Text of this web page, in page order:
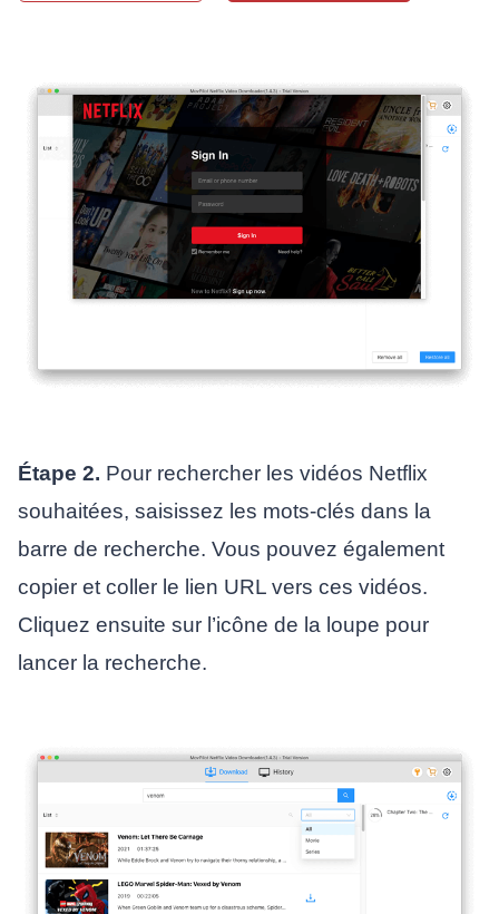
Étape 2. Pour rechercher les vidéos Netflix
souhaitées, saisissez les mots-clés dans la
barre de recherche. Vous pouvez également
copier et coller le lien URL vers ces vidéos.
Cliquez ensuite sur l’icône de la loupe pour
lancer la recherche.